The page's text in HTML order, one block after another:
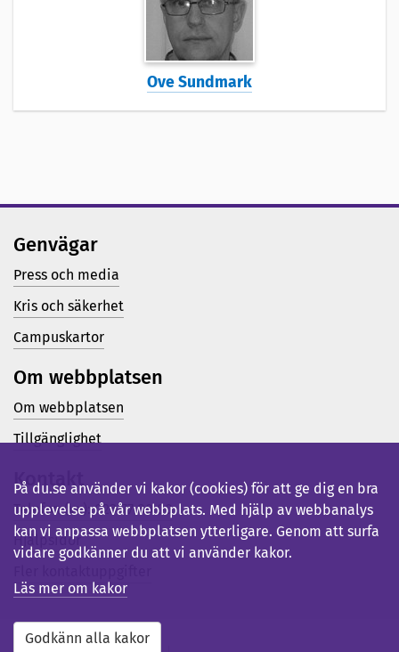
Ove Sundmark
Genvägar
Press och media
Kris och säkerhet
Campuskartor
Om webbplatsen
Om webbplatsen
Tillgänglighet
Kontakt
Telefon (vx): 023-77 80 00
Hjälpsidor
På du.se använder vi kakor (cookies) för att ge dig en bra
upplevelse på vår webbplats. Med hjälp av webbanalys
kan vi anpassa webbplatsen ytterligare. Genom att surfa
vidare godkänner du att vi använder kakor.
Läs mer om kakor
Godkänn alla kakor